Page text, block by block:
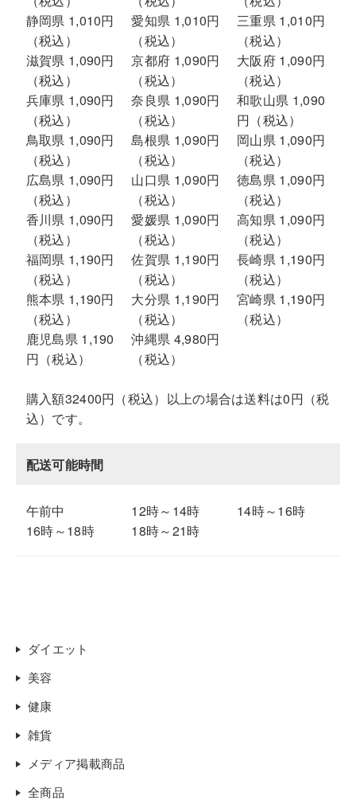
静岡県 1,010円
（税込）
愛知県 1,010円
（税込）
三重県 1,010円
（税込）
滋賀県 1,090円
（税込）
京都府 1,090円
（税込）
大阪府 1,090円
（税込）
兵庫県 1,090円
（税込）
奈良県 1,090円
（税込）
和歌山県 1,090
円（税込）
鳥取県 1,090円
（税込）
島根県 1,090円
（税込）
岡山県 1,090円
（税込）
広島県 1,090円
（税込）
山口県 1,090円
（税込）
徳島県 1,090円
（税込）
香川県 1,090円
（税込）
愛媛県 1,090円
（税込）
高知県 1,090円
（税込）
福岡県 1,190円
（税込）
佐賀県 1,190円
（税込）
長崎県 1,190円
（税込）
熊本県 1,190円
（税込）
大分県 1,190円
（税込）
宮崎県 1,190円
（税込）
鹿児島県 1,190
円（税込）
沖縄県 4,980円
（税込）
購入額32400円（税込）以上の場合は送料は0円（税
込）です。
配送可能時間
午前中 12時～14時
14時～16時
16時～18時
18時～21時
ダイエット
美容
健康
雑貨
メディア掲載商品
全商品